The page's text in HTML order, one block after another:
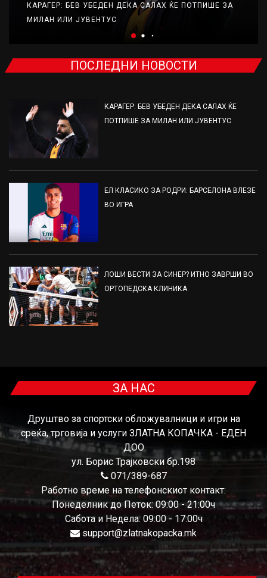
КАРАГЕР: БЕВ УБЕДЕН ДЕКА САЛАХ ЌЕ ПОТПИШЕ ЗА
МИЛАН ИЛИ ЈУВЕНТУС
ПОСЛЕДНИ НОВОСТИ
КАРАГЕР: БЕВ УБЕДЕН ДЕКА САЛАХ ЌЕ
ПОТПИШЕ ЗА МИЛАН ИЛИ ЈУВЕНТУС
ЕЛ КЛАСИКО ЗА РОДРИ: БАРСЕЛОНА ВЛЕЗЕ
ВО ИГРА
ЛОШИ ВЕСТИ ЗА СИНЕР? ИТНО ЗАВРШИ ВО
ОРТОПЕДСКА КЛИНИКА
ЗА НАС
Друштво за спортски обложувалници и игри на
среќа, трговија и услуги ЗЛАТНА КОПАЧКА - ЕДЕН
ДОО
ул. Борис Трајковски бр.198
071/389-687
Работно време на телефонскиот контакт:
Понеделник до Петок: 09:00 - 21:00ч
Сабота и Недела: 09:00 - 17:00ч
support@zlatnakopacka.mk